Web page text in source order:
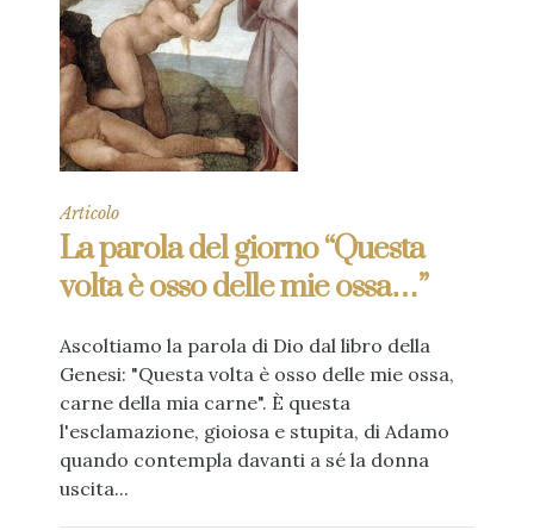
Articolo
La parola del giorno “Questa
volta è osso delle mie ossa…”
Ascoltiamo la parola di Dio dal libro della
Genesi: "Questa volta è osso delle mie ossa,
carne della mia carne". È questa
l'esclamazione, gioiosa e stupita, di Adamo
quando contempla davanti a sé la donna
uscita...